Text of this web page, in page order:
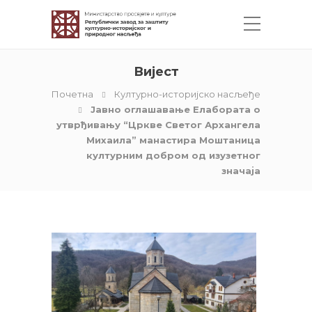
Вијест
Почетна
Културно-историјско насљеђе
Јавно оглашавање Елабората о
утврђивању “Цркве Светог Архангела
Михаила” манастира Моштаница
културним добром од изузетног
значаја